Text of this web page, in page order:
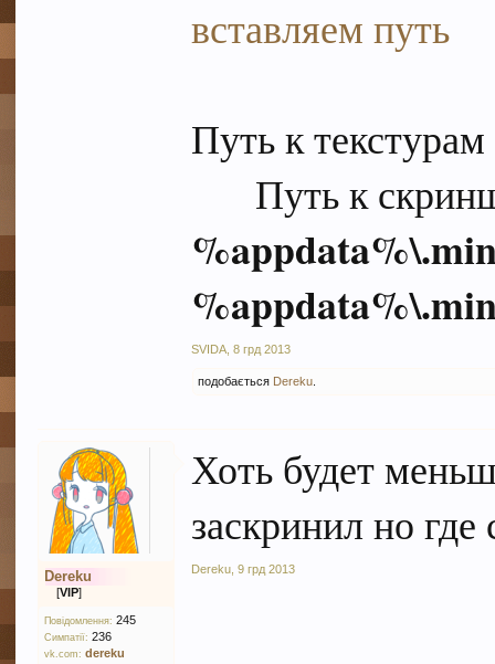
вставляем путь
Путь к текстурам
Путь к
SVIDA ,8 грд 2013
подобається Dereku
Dereku
[VIP]
Повідомлення: 245
Симпатії: 236
vk.com: dereku
Хоть будет
заскринил но
Dereku ,9 грд 2013